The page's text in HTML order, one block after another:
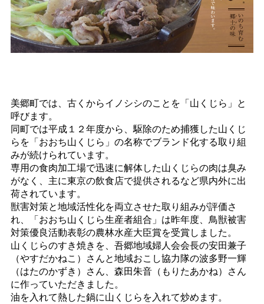
美郷町では、古くからイノシシのことを「山くじら」と
呼びます。
同町では平成１２年度から、駆除のため捕獲した山くじ
らを「おおち山くじら」の名称でブランド化する取り組
みが続けられています。
専用の食肉加工場で迅速に解体した山くじらの肉は臭み
がなく、主に東京の飲食店で提供されるなど県内外に出
荷されています。
獣害対策と地域活性化を両立させた取り組みが評価さ
れ、「おおち山くじら生産者組合」は昨年度、鳥獣被害
対策優良活動表彰の農林水産大臣賞を受賞しました。
山くじらのすき焼きを、吾郷地域婦人会会長の安田兼子
（やすだかねこ）さんと地域おこし協力隊の波多野一輝
（はたのかずき）さん、森田朱音（もりたあかね）さん
に作っていただきました。
油を入れて熱した鍋に山くじらを入れて炒めます。